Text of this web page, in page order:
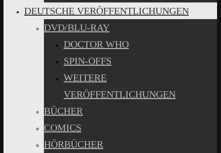
DEUTSCHE VERÖFFENTLICHUNGEN
DVD/BLU-RAY
DOCTOR WHO
SPIN-OFFS
WEITERE
VERÖFFENTLICHUNGEN
BÜCHER
COMICS
HÖRBÜCHER